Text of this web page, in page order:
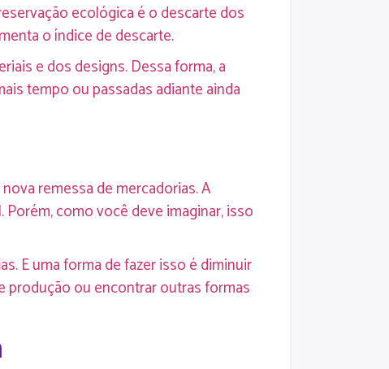
ecológica é o descarte dos
o índice de descarte.
e dos designs. Dessa forma, a
tempo ou passadas adiante ainda
remessa de mercadorias. A
como você deve imaginar, isso
E uma forma de fazer isso é diminuir
produção ou encontrar outras formas